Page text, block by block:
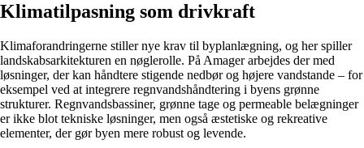
Klimatilpasning som drivkraft
Klimaforandringerne stiller nye krav til byplanlægning, og her spiller
landskabsarkitekturen en nøglerolle. På Amager arbejdes der med
løsninger, der kan håndtere stigende nedbør og højere vandstande – for
eksempel ved at integrere regnvandshåndtering i byens grønne
strukturer. Regnvandsbassiner, grønne tage og permeable belægninger
er ikke blot tekniske løsninger, men også æstetiske og rekreative
elementer, der gør byen mere robust og levende.